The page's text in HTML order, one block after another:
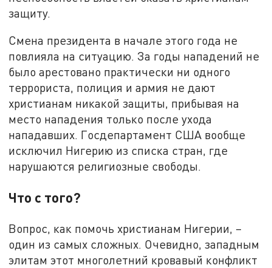
защиту.
Смена президента в начале этого года не
повлияла на ситуацию. За годы нападений не
было арестовано практически ни одного
террориста, полиция и армия не дают
христианам никакой защиты, прибывая на
место нападения только после ухода
нападавших. Госдепартамент США вообще
исключил Нигерию из списка стран, где
нарушаются религиозные свободы.
Что с того?
Вопрос, как помочь христианам Нигерии, –
один из самых сложных. Очевидно, западным
элитам этот многолетний кровавый конфликт